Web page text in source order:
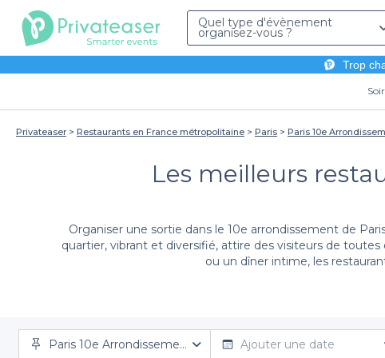
Quel type d'évènement
organisez-vous ?
Trop
Privateaser Restaurants en France métropolitaine Paris Paris 10e
Les meilleurs
Organiser une sortie dans le 10e arrondissement de
quartier, vibrant et diversifié, attire des visiteurs de
ou un dîner intime, les
En choisissant les restaurants gay-friendly du 10e
qui portent tous une attention particulière à l'accueil et à
Paris 10e Arrondissement Ajouter une date